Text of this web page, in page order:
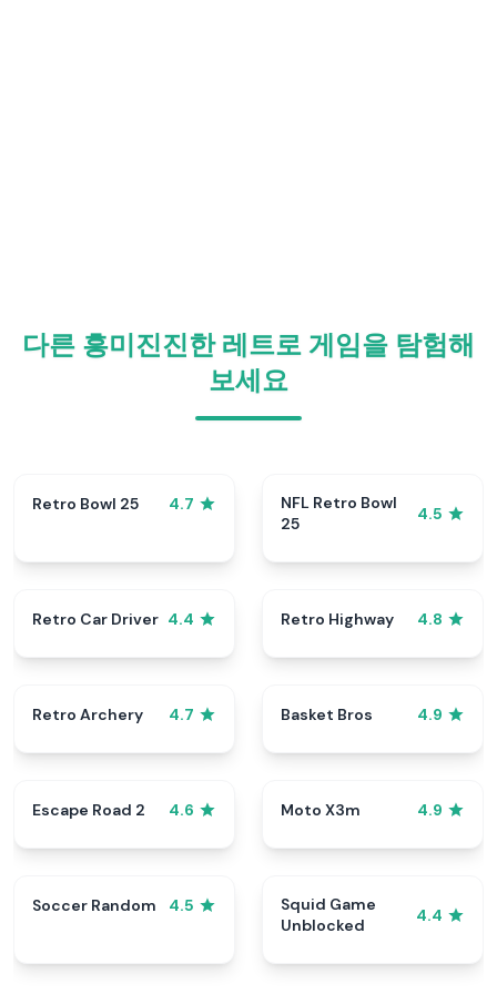
다른 흥미진진한 레트로 게임을 탐험해
보세요
Retro Bowl 25 4.7
NFL Retro Bowl
25
4.5
Retro Car Driver 4.4 Retro Highway 4.8
Retro Archery 4.7 Basket Bros 4.9
Escape Road 2 4.6 Moto X3m 4.9
Soccer Random 4.5
Squid Game
Unblocked
4.4